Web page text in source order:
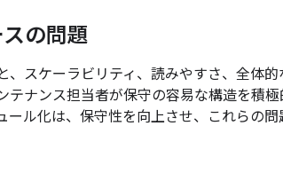
の問題
、スケーラビリティ、読みやすさ、全体
テナンス担当者が保守の容易な構造を積
ール化は、保守性を向上させ、これらの